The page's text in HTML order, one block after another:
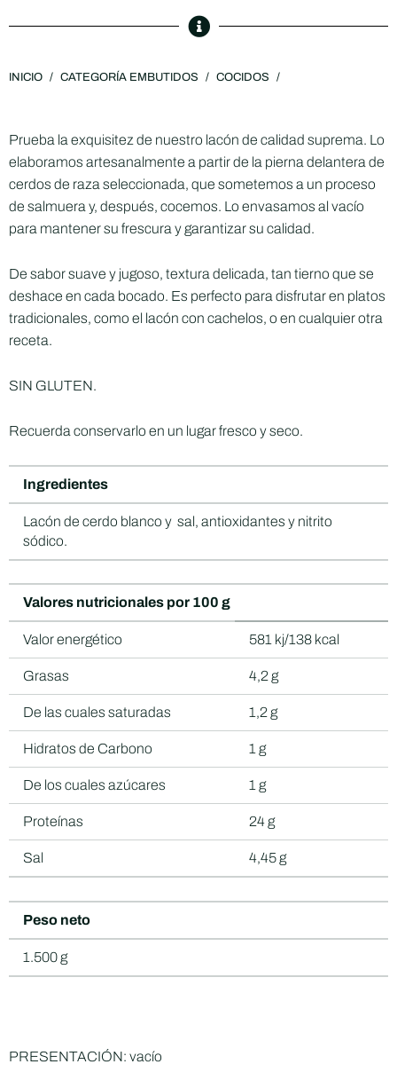
INICIO / CATEGORÍA EMBUTIDOS / COCIDOS /
Prueba la exquisitez de nuestro lacón de calidad suprema. Lo
elaboramos artesanalmente a partir de la pierna delantera de
cerdos de raza seleccionada, que sometemos a un proceso
de salmuera y, después, cocemos. Lo envasamos al vacío
para mantener su frescura y garantizar su calidad.
De sabor suave y jugoso, textura delicada, tan tierno que se
deshace en cada bocado. Es perfecto para disfrutar en platos
tradicionales, como el lacón con cachelos, o en cualquier otra
receta.
SIN GLUTEN.
Recuerda conservarlo en un lugar fresco y seco.
Ingredientes
Lacón de cerdo blanco y sal, antioxidantes y nitrito
sódico.
Valores nutricionales por 100 g
Valor energético 581 kj/138 kcal
Grasas 4,2 g
De las cuales saturadas 1,2 g
Hidratos de Carbono 1 g
De los cuales azúcares 1 g
Proteínas 24 g
Sal 4,45 g
Peso neto
1.500 g
PRESENTACIÓN: vacío